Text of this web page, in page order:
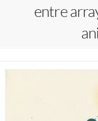
entre